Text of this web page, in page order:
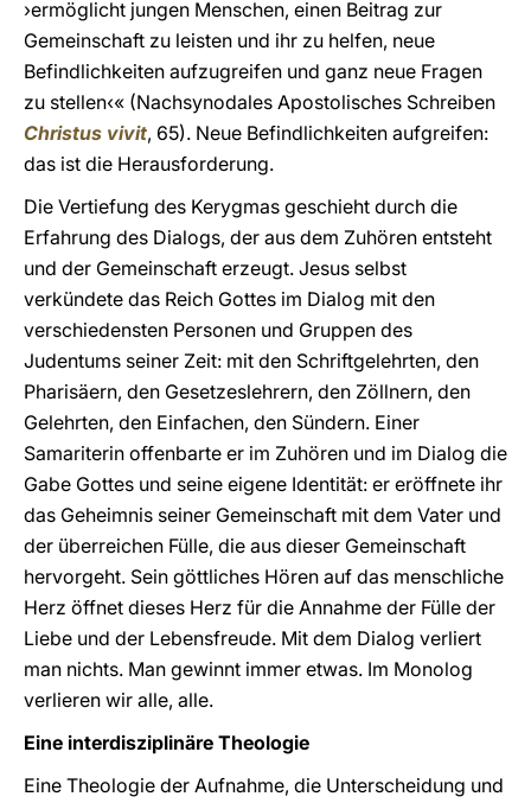
›ermöglicht jungen Menschen, einen Beitrag zur
Gemeinschaft zu leisten und ihr zu helfen, neue
Befindlichkeiten aufzugreifen und ganz neue Fragen
zu stellen‹« (Nachsynodales Apostolisches Schreiben
Christus vivit, 65). Neue Befindlichkeiten aufgreifen:
das ist die Herausforderung.
Die Vertiefung des Kerygmas geschieht durch die
Erfahrung des Dialogs, der aus dem Zuhören entsteht
und der Gemeinschaft erzeugt. Jesus selbst
verkündete das Reich Gottes im Dialog mit den
verschiedensten Personen und Gruppen des
Judentums seiner Zeit: mit den Schriftgelehrten, den
Pharisäern, den Gesetzeslehrern, den Zöllnern, den
Gelehrten, den Einfachen, den Sündern. Einer
Samariterin offenbarte er im Zuhören und im Dialog die
Gabe Gottes und seine eigene Identität: er eröffnete ihr
das Geheimnis seiner Gemeinschaft mit dem Vater und
der überreichen Fülle, die aus dieser Gemeinschaft
hervorgeht. Sein göttliches Hören auf das menschliche
Herz öffnet dieses Herz für die Annahme der Fülle der
Liebe und der Lebensfreude. Mit dem Dialog verliert
man nichts. Man gewinnt immer etwas. Im Monolog
verlieren wir alle, alle.
Eine interdisziplinäre Theologie
Eine Theologie der Aufnahme, die Unterscheidung und